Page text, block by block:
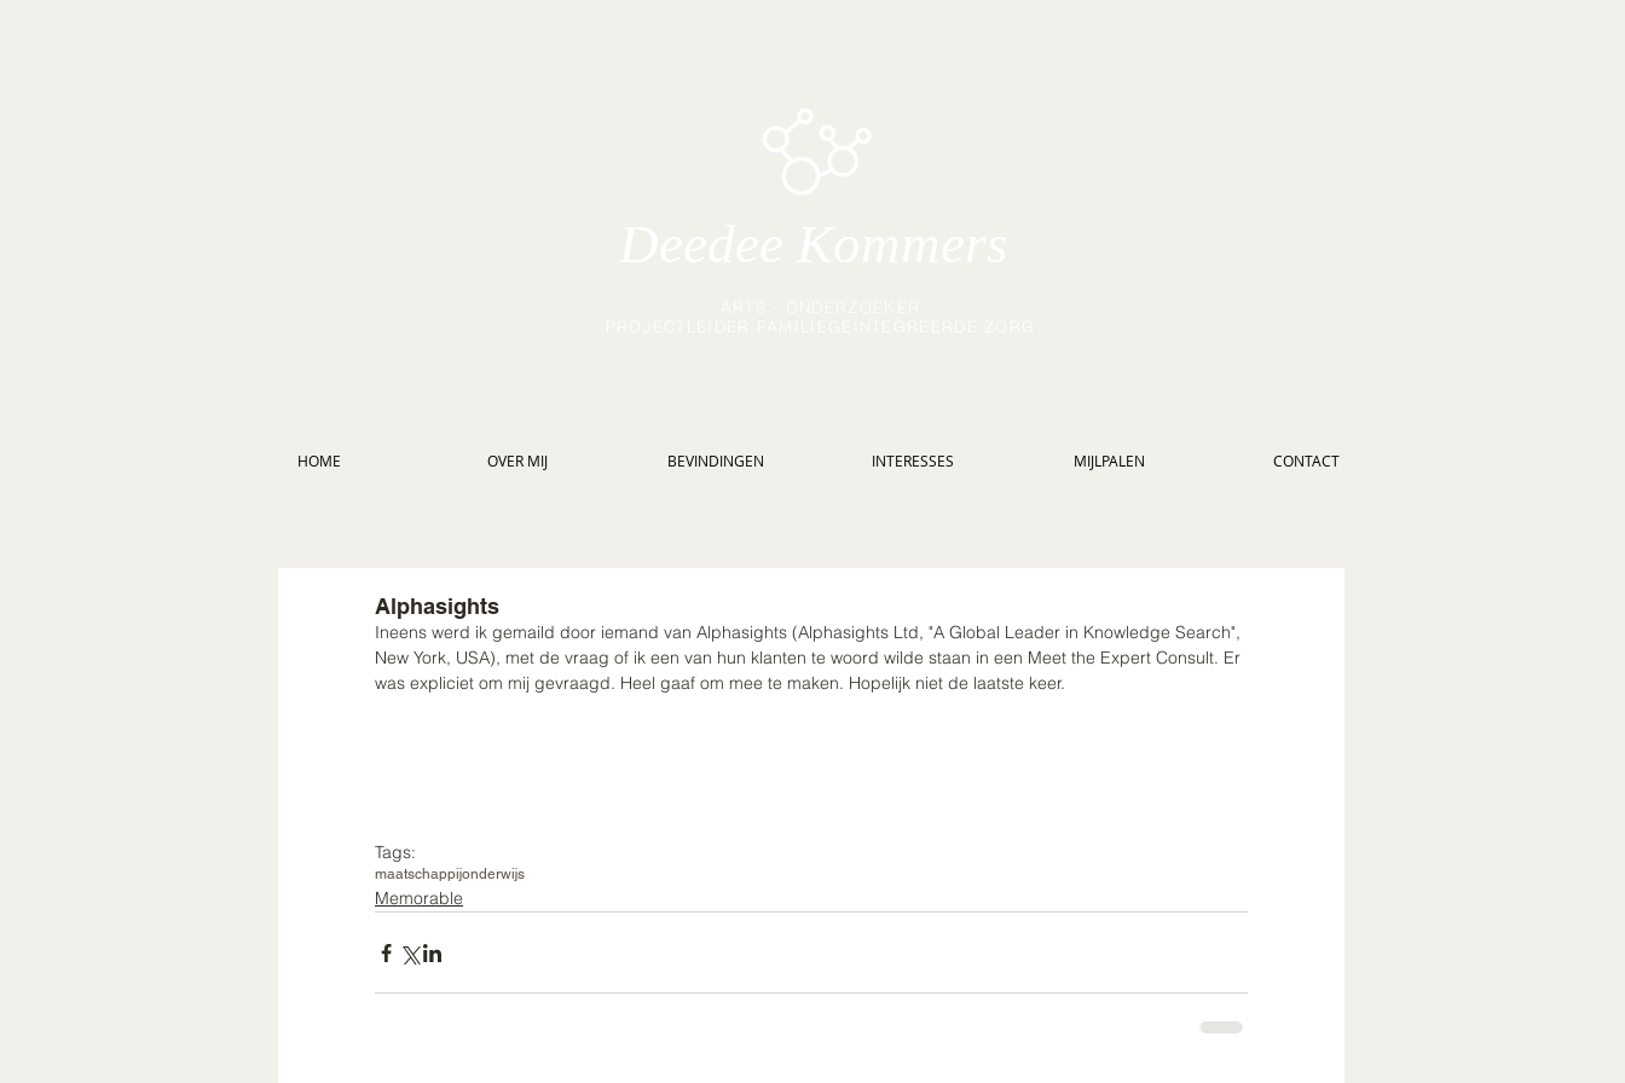
HOME OVER MIJ BEVINDINGEN INTERESSES MIJLPALEN CONTACT
Alphasights
Ineens werd ik gemaild door iemand van Alphasights (Alphasights Ltd, "A Global Leader in Knowledge Search",
New York, USA), met de vraag of ik een van hun klanten te woord wilde staan in een Meet the Expert Consult. Er
was expliciet om mij gevraagd. Heel gaaf om mee te maken. Hopelijk niet de laatste keer.
Tags:
maatschappijonderwijs
Memorable